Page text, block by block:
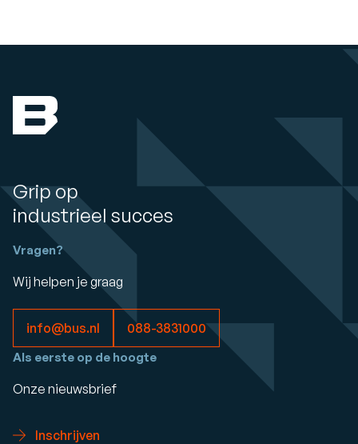
Grip op
industrieel succes
Vragen?
Wij helpen je graag
info@bus.nl 088-3831000
Als eerste op de hoogte
Onze nieuwsbrief
Inschrijven